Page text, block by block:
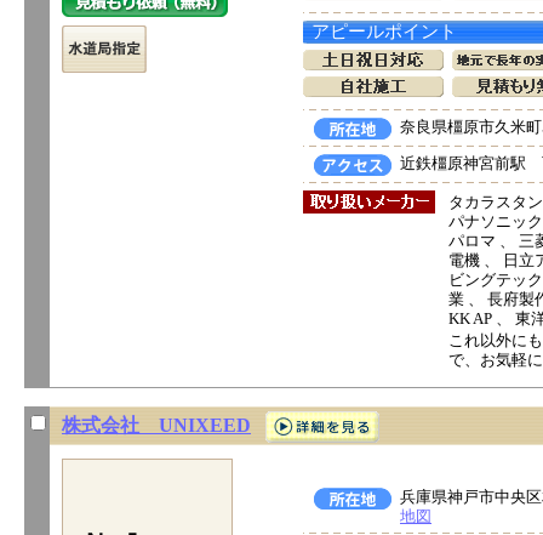
アピールポイント
奈良県橿原市久米
近鉄橿原神宮前駅
タカラスタ
パナソニッ
パロマ 、 三
電機 、 日立
ビングテッ
業 、 長府製
KK AP 、 東
これ以外に
で、お気軽
株式会社 UNIXEED
兵庫県神戸市中央
地図